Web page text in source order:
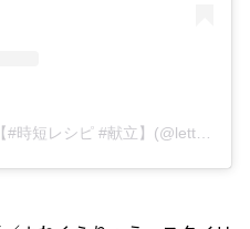
レタスクラブ公式アカウント【#時短レシピ #献立】(@lettuce_official)がシェアした投稿